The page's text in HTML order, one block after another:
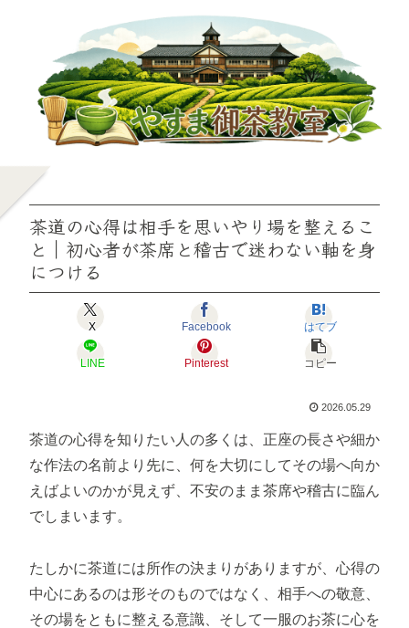
茶道の心得は相手を思いやり場を整えるこ
と｜初心者が茶席と稽古で迷わない軸を身
につける
X Facebook はてブ
LINE Pinterest コピー
2026.05.29
茶道の心得を知りたい人の多くは、正座の長さや細か
な作法の名前より先に、何を大切にしてその場へ向か
えばよいのかが見えず、不安のまま茶席や稽古に臨ん
でしまいます。
たしかに茶道には所作の決まりがありますが、心得の
中心にあるのは形そのものではなく、相手への敬意、
その場をともに整える意識、そして一服のお茶に心を